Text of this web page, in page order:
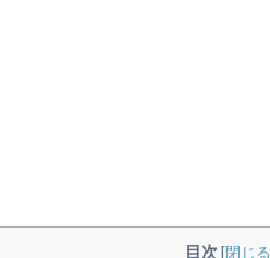
目次 [閉じる